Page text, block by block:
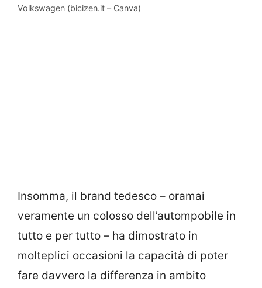
Volkswagen (bicizen.it – Canva)
Insomma, il brand tedesco – oramai
veramente un colosso dell’autompobile in
tutto e per tutto – ha dimostrato in
molteplici occasioni la capacità di poter
fare davvero la differenza in ambito